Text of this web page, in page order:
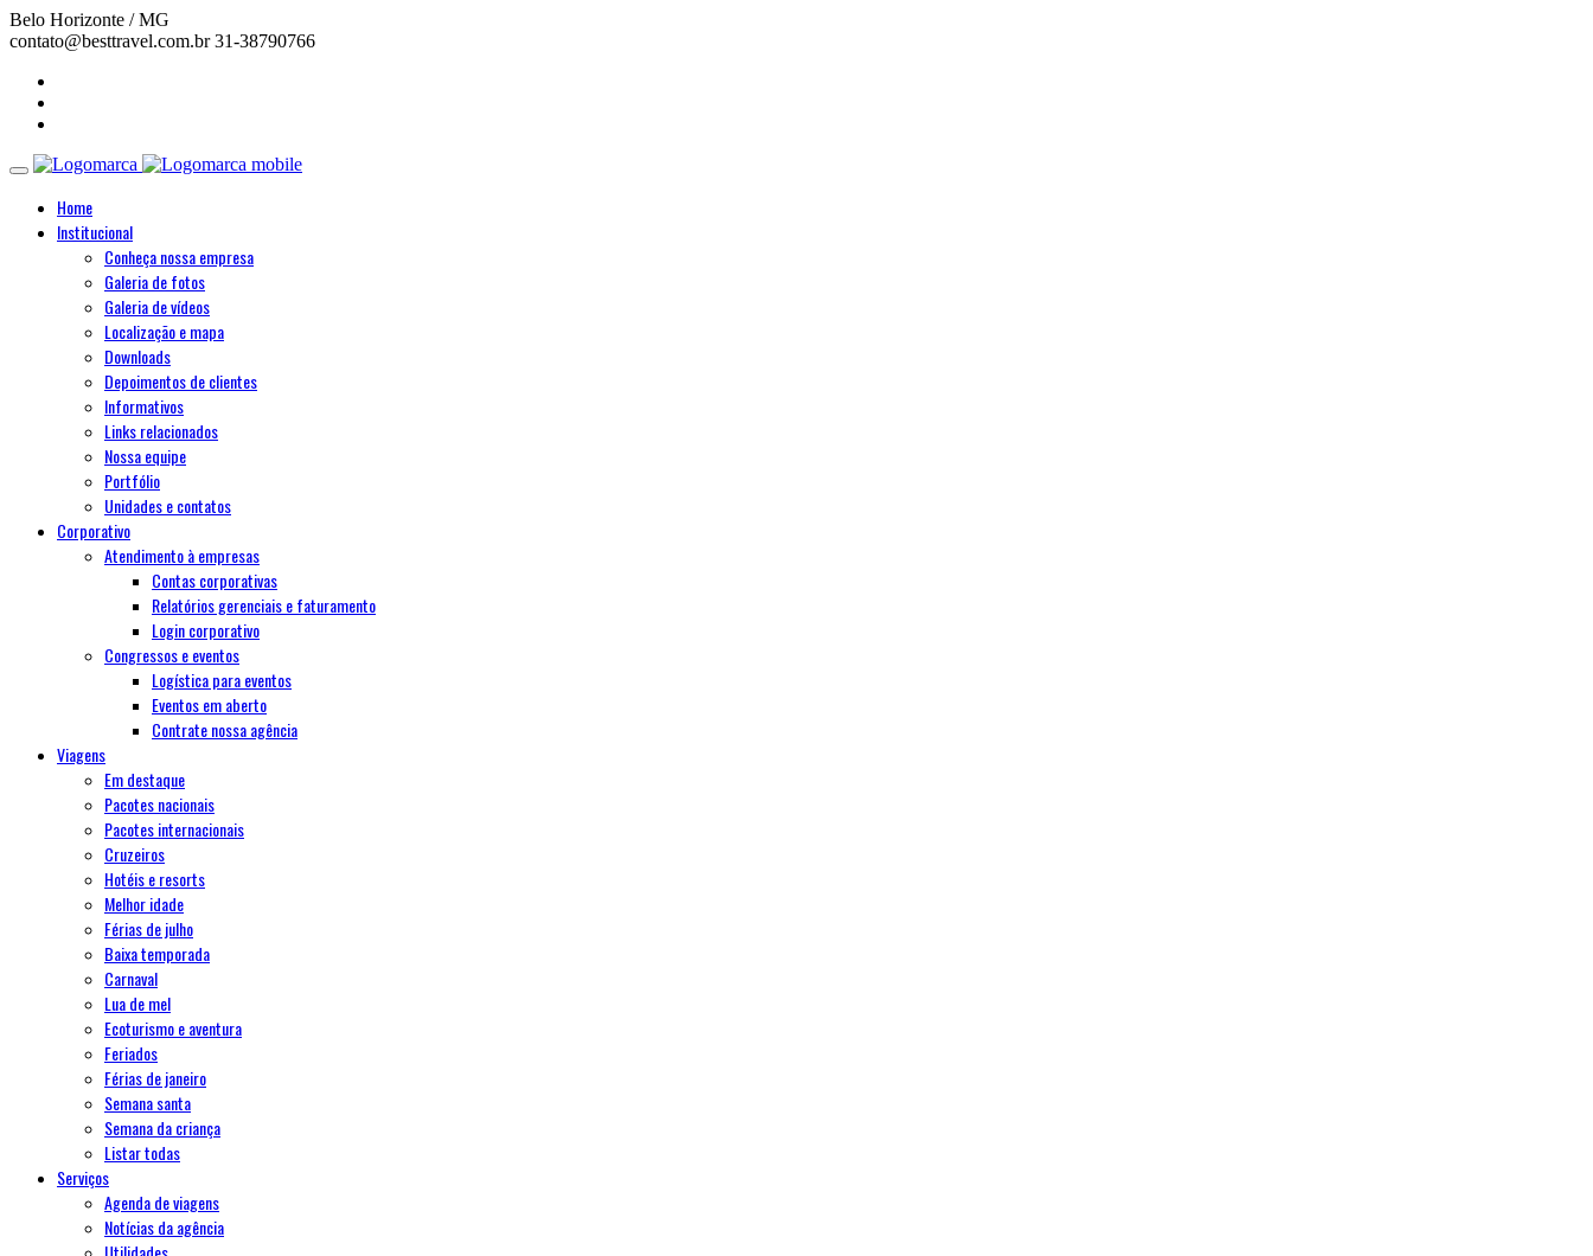
Belo Horizonte / MG
contato@besttravel.com.br 31-38790766
Home
Institucional
Conheça nossa empresa
Galeria de fotos
Galeria de vídeos
Localização e mapa
Downloads
Depoimentos de clientes
Informativos
Links relacionados
Nossa equipe
Portfólio
Unidades e contatos
Corporativo
Atendimento à empresas
Contas corporativas
Relatórios gerenciais e faturamento
Login corporativo
Congressos e eventos
Logística para eventos
Eventos em aberto
Contrate nossa agência
Viagens
Em destaque
Pacotes nacionais
Pacotes internacionais
Cruzeiros
Hotéis e resorts
Melhor idade
Férias de julho
Baixa temporada
Carnaval
Lua de mel
Ecoturismo e aventura
Feriados
Férias de janeiro
Semana santa
Semana da criança
Listar todas
Serviços
Agenda de viagens
Notícias da agência